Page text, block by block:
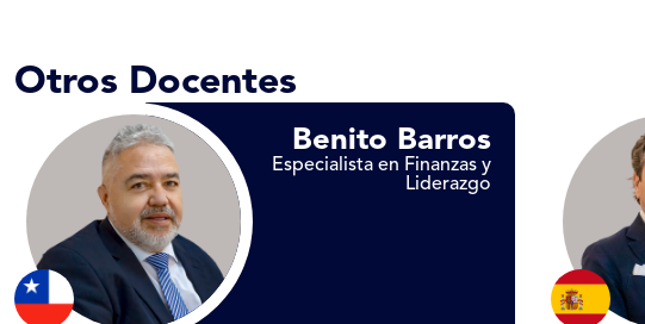
Otros Docentes
Benito Barros
Especialista en Finanzas y
Liderazgo